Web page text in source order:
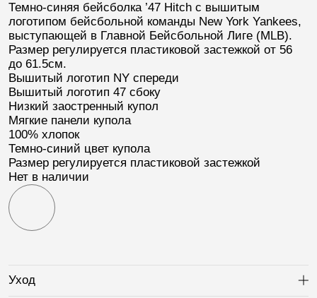
Темно-синяя бейсболка ’47 Hitchс вышитым
логотипом бейсбольной команды New York Yankees,
выступающей в Главной Бейсбольной Лиге (MLB).
Размер регулируется пластиковой застежкой от 56
до 61.5см.
Вышитый логотип NYспереди
Вышитый логотип 47сбоку
Низкий заостренный купол
Мягкие панели купола
100% хлопок
Темно-синий цвет купола
Размер регулируется пластиковой застежкой
Нет в наличии
Уход